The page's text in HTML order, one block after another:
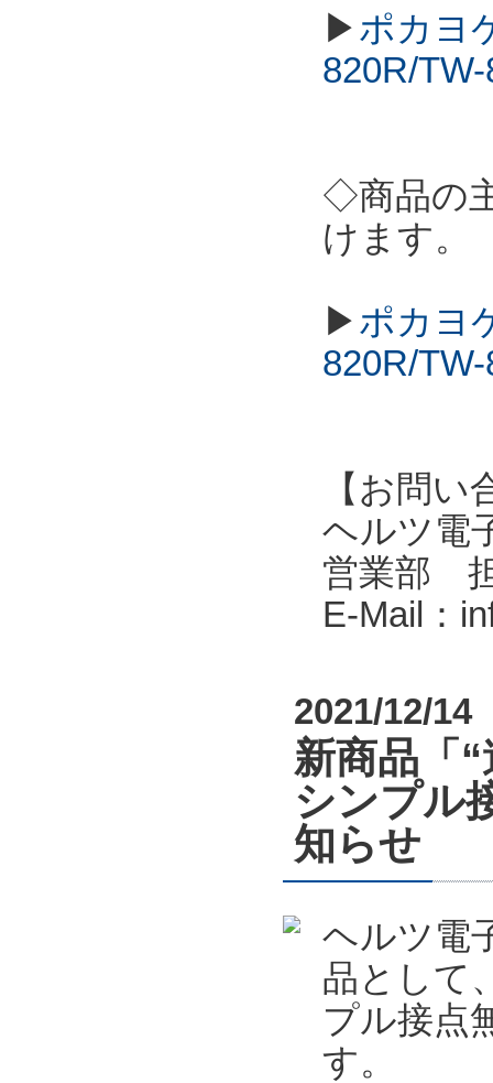
▶ポカヨ
820R/
◇商品の
けます。
▶ポカヨ
820R/
【お問い
ヘルツ電
営業部
E-Mail：
2021/12/14
新商品「
シンプル
知らせ
ヘルツ電
品として
プル接点
す。